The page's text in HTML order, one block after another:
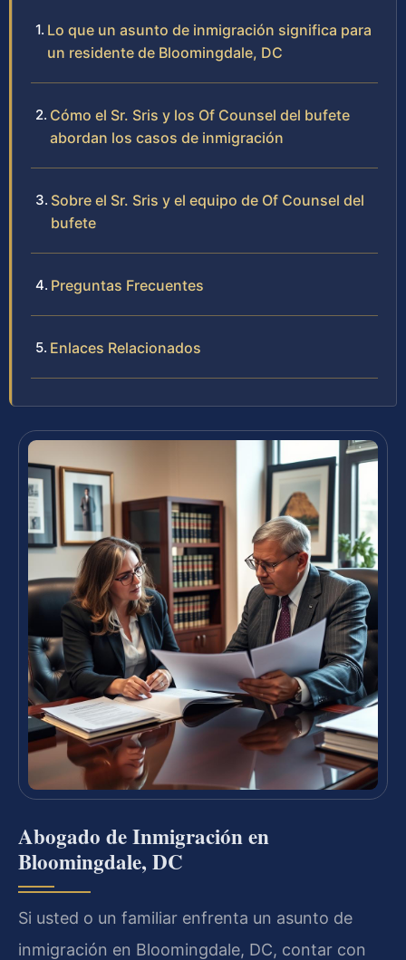
Lo que un asunto de inmigración significa para
un residente de Bloomingdale, DC
Cómo el Sr. Sris y los Of Counsel del bufete
abordan los casos de inmigración
Sobre el Sr. Sris y el equipo de Of Counsel del
bufete
Preguntas Frecuentes
Enlaces Relacionados
Abogado de Inmigración en
Bloomingdale, DC
Si usted o un familiar enfrenta un asunto de
inmigración en Bloomingdale, DC, contar con